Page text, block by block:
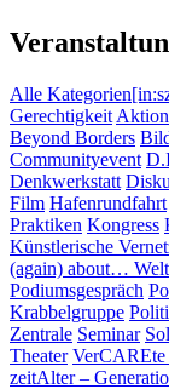
Alle Kategorien
Gerechtigkeit
Beyond Borders
Communityevent
Denkwerkstatt
Film Hafenrundfahrt
Praktiken Kongress
Künstlerische
(again) about…
Podiumsgespräch
Krabbelgruppe
Zentrale Seminar
Theater VerCAREte
zeitAlter –